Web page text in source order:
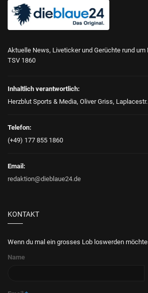
Aktuelle News, Liveticker und Gerüchte rund
TSV 1860
Inhaltlich verantwortlich:
Herzblut Sports & Media, Oliver Griss,
Telefon:
(+49) 177 855 1860
Email:
redaktion@dieblaue24.de
KONTAKT
Wenn du mal ein grosses Lob loswerden
Name